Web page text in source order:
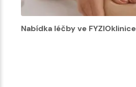
Nabídka léčby ve FYZIOklinice